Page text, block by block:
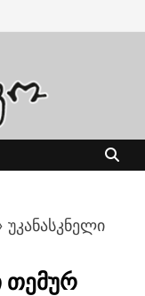
უკანასკნელი
თემურ